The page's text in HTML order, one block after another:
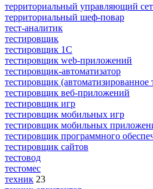
территориальный управляющий
территориальный шеф-повар
тест-аналитик
тестировщик
тестировщик 1С
тестировщик web-приложений
тестировщик-автоматизатор
тестировщик (автоматизированное
тестировщик веб-приложений
тестировщик игр
тестировщик мобильных игр
тестировщик мобильных
тестировщик программного
тестировщик сайтов
тестовод
тестомес
техник 23